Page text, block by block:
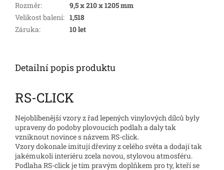
Detailní popis produktu
RS-CLICK
Nejoblíbenější vzory z řad lepených vinylových dílců byly
upraveny do podoby plovoucích podlah a daly tak
vzniknout novince s názvem RS-click.
Vzory dokonale imitují dřeviny z celého světa a dodají tak
jakémukoli interiéru zcela novou, stylovou atmosféru.
Podlaha RS-click je tím pravým doplňkem pro ty, kteří se
Rozměr:
9,5 x 210 x 1205 mm
Velikost balení: 1,518
Záruka: 10 let